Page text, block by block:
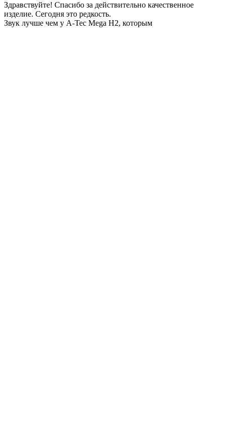
Здравствуйте! Спасибо за действительно качественное
изделие. Сегодня это редкость.
Звук лучше чем у A-Tec Mega H2, которым